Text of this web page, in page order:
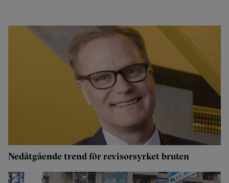
Nedåtgående trend för revisorsyrket bruten